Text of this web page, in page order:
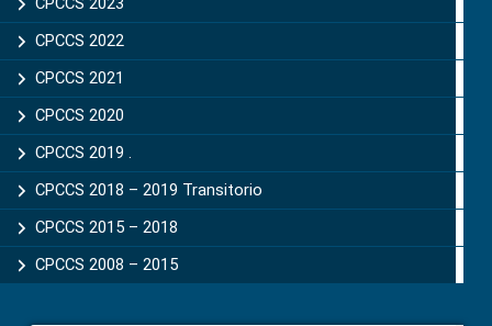
CPCCS 2022
CPCCS 2021
CPCCS 2020
CPCCS 2019 .
CPCCS 2018 – 2019 Transitorio
CPCCS 2015 – 2018
CPCCS 2008 – 2015